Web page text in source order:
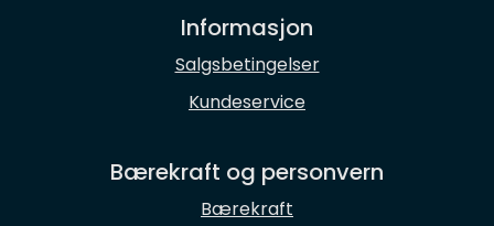
Informasjon
Salgsbetingelser
Kundeservice
Bærekraft og personvern
Bærekraft